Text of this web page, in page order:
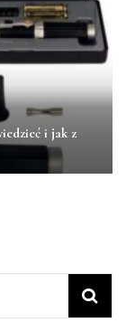
i jak z